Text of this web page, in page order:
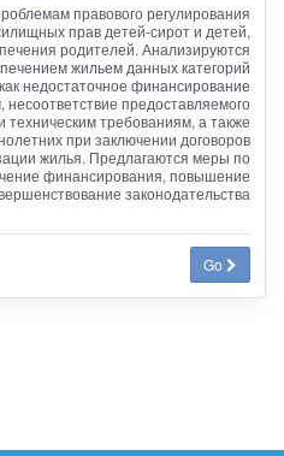
правового регулирования
прав детей-сирот и детей,
родителей. Анализируются
жильем данных категорий
недостаточное финансирование
несоответствие предоставляемого
требованиям, а также
при заключении договоров
жилья. Предлагаются меры по
финансирования, повышение
законодательства
Go